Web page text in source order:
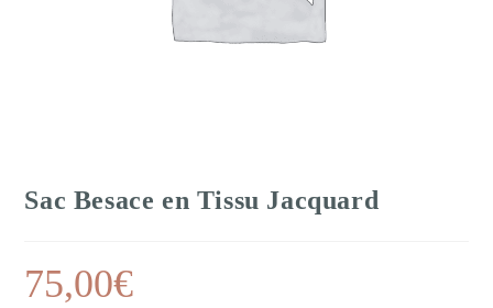
Sac Besace en Tissu Jacquard
75,00€